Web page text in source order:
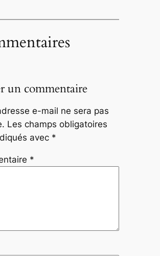
un commentaire
e-mail ne sera pas
Les champs obligatoires
avec *
*